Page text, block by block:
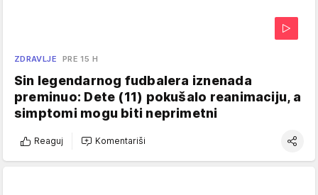
ZDRAVLJE PRE 15 H
Sin legendarnog fudbalera iznenada
preminuo: Dete (11) pokušalo reanimaciju, a
simptomi mogu biti neprimetni
Reaguj Komentariši